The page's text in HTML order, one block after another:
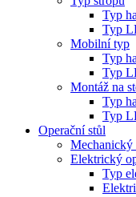
Typ
Typ
Mobilní typ
Typ
Typ
Montáž na
Typ
Typ
Operační stůl
Mechanický
Elektrický
Typ